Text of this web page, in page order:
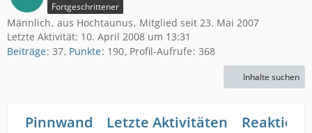
Fortgeschrittener
Männlich aus Hochtaunus Mitglied seit 23. Mai 2007
Letzte Aktivität: 10. April 2008 um 13:31
Beiträge 37 Punkte 190 Profil-Aufrufe 368
Inhalte suchen
Pinnwand Letzte Aktivitäten